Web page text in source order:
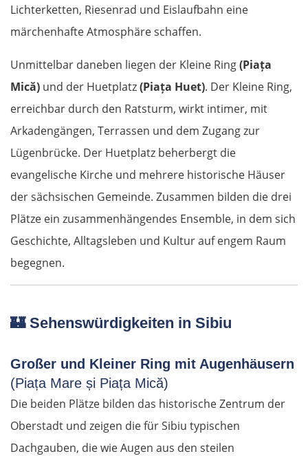
Lichterketten, Riesenrad und Eislaufbahn eine
märchenhafte Atmosphäre schaffen.
Unmittelbar daneben liegen der Kleine Ring(Piața
Mică) und der Huetplatz(Piața Huet). Der Kleine Ring,
erreichbar durch den Ratsturm, wirkt intimer, mit
Arkadengängen, Terrassen und dem Zugang zur
Lügenbrücke. Der Huetplatz beherbergt die
evangelische Kirche und mehrere historische Häuser
der sächsischen Gemeinde. Zusammen bilden die drei
Plätze ein zusammenhängendes Ensemble, in dem sich
Geschichte, Alltagsleben und Kultur auf engem Raum
begegnen.
🏰Sehenswürdigkeiten in Sibiu
Großer und Kleiner Ring mit Augenhäusern
(Piața Mare și Piața Mică)
Die beiden Plätze bilden das historische Zentrum der
Oberstadt und zeigen die für Sibiu typischen
Dachgauben, die wie Augen aus den steilen